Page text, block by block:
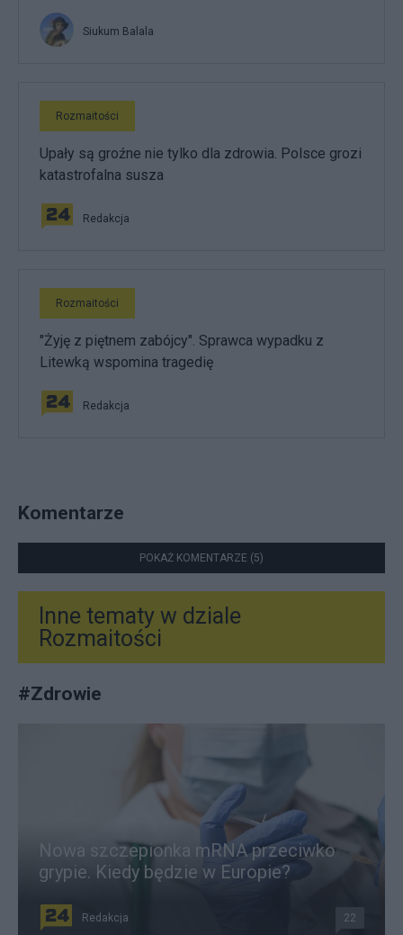
Siukum Balala
Rozmaitości
Upały są groźne nie tylko dla zdrowia. Polsce grozi
katastrofalna susza
Redakcja
Rozmaitości
"Żyję z piętnem zabójcy". Sprawca wypadku z
Litewką wspomina tragedię
Redakcja
Komentarze
POKAŻ KOMENTARZE (5)
Inne tematy w dziale
Rozmaitości
#Zdrowie
Nowa szczepionka mRNA przeciwko
grypie. Kiedy będzie w Europie?
Redakcja 22